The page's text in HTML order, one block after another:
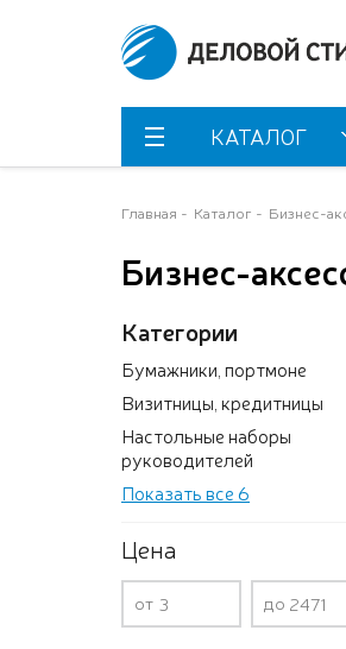
КАТАЛОГ
Главная Каталог Бизнес-
Бизнес-
Категории
Бумажники, портмоне
Визитницы, кредитницы
Настольные наборы
руководителей
Показать все 6
Цена
от до